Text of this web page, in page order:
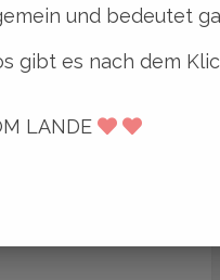
zu
haben sie die
kreativen
und bedeutet
gibt es nach dem
LANDE